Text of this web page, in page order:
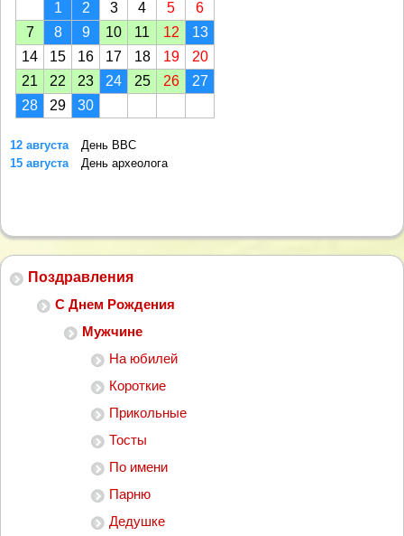
Поздравления
С Днем Рождения
Мужчине
На юбилей
Короткие
Прикольные
Тосты
По имени
Парню
Дедушке
1
2 3 4 5
6
7
8 9 10 11 12
13
14
15 16 17 18 19
20
21
22 23 24 25 26
27
28
29 30
12 августа
День ВВС
15 августа
День археолога